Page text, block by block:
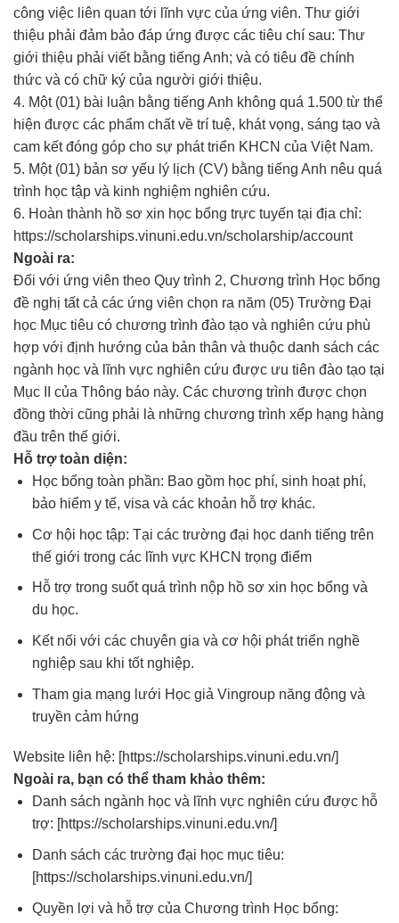
công việc liên quan tới lĩnh vực của ứng viên. Thư giới
thiệu phải đảm bảo đáp ứng được các tiêu chí sau: Thư
giới thiệu phải viết bằng tiếng Anh; và có tiêu đề chính
thức và có chữ ký của người giới thiệu.
4. Một (01) bài luận bằng tiếng Anh không quá 1.500 từ thể
hiện được các phẩm chất về trí tuệ, khát vọng, sáng tạo và
cam kết đóng góp cho sự phát triển KHCN của Việt Nam.
5. Một (01) bản sơ yếu lý lịch (CV) bằng tiếng Anh nêu quá
trình học tập và kinh nghiệm nghiên cứu.
6. Hoàn thành hồ sơ xin học bổng trực tuyến tại địa chỉ:
https://scholarships.vinuni.edu.vn/scholarship/account
Ngoài ra:
Đối với ứng viên theo Quy trình 2, Chương trình Học bổng
đề nghị tất cả các ứng viên chọn ra năm (05) Trường Đại
học Mục tiêu có chương trình đào tạo và nghiên cứu phù
hợp với định hướng của bản thân và thuộc danh sách các
ngành học và lĩnh vực nghiên cứu được ưu tiên đào tạo tại
Mục II của Thông báo này. Các chương trình được chọn
đồng thời cũng phải là những chương trình xếp hạng hàng
đầu trên thế giới.
Hỗ trợ toàn diện:
Học bổng toàn phần: Bao gồm học phí, sinh hoạt phí,
bảo hiểm y tế, visa và các khoản hỗ trợ khác.
Cơ hội học tập: Tại các trường đại học danh tiếng trên
thế giới trong các lĩnh vực KHCN trọng điểm
Hỗ trợ trong suốt quá trình nộp hồ sơ xin học bổng và
du học.
Kết nối với các chuyên gia và cơ hội phát triển nghề
nghiệp sau khi tốt nghiệp.
Tham gia mạng lưới Học giả Vingroup năng động và
truyền cảm hứng
Website liên hệ: [https://scholarships.vinuni.edu.vn/]
Ngoài ra, bạn có thể tham khảo thêm:
Danh sách ngành học và lĩnh vực nghiên cứu được hỗ
trợ: [https://scholarships.vinuni.edu.vn/]
Danh sách các trường đại học mục tiêu:
[https://scholarships.vinuni.edu.vn/]
Quyền lợi và hỗ trợ của Chương trình Học bổng: